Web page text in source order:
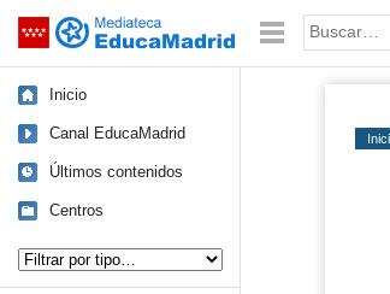
Saltar navegación Palabra o
Inicio
Canal EducaMadrid
Últimos contenidos
Centros